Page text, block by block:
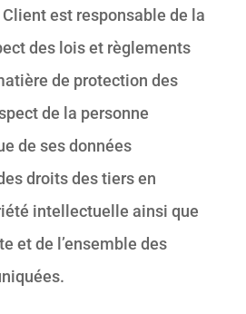
est responsable de la
des lois et règlements
de protection des
de la personne
de ses données
droits des tiers en
intellectuelle ainsi que
et de l’ensemble des